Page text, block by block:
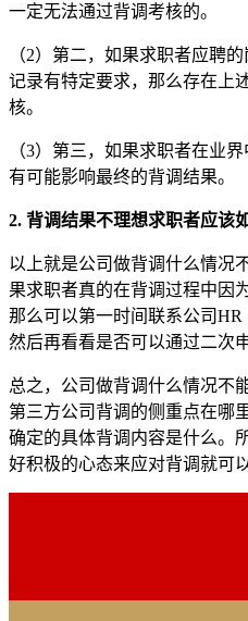
一定无法通过背调考核的。
（2）第二，如果求职者应聘
记录有特定要求，那么存在上
核。
（3）第三，如果求职者在业
有可能影响最终的背调结果。
2. 背调结果不理想求职者应该
以上就是公司做背调什么情况
果求职者真的在背调过程中因
那么可以第一时间联系公司HR
然后再看看是否可以通过二次
总之，公司做背调什么情况不
第三方公司背调的侧重点在哪
确定的具体背调内容是什么。
好积极的心态来应对背调就可以